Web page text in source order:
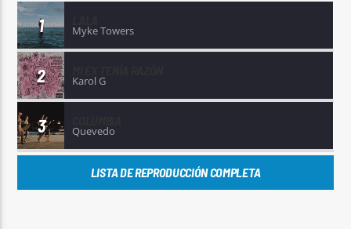
1 Myke Towers
2 Karol G
3 Quevedo
LISTA DE REPRODUCCIÓN COMPLETA